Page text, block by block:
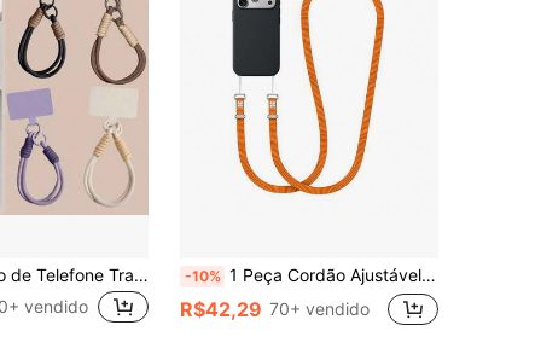
1 Peça Cordão de Telefone Trançado de Cor Sólida e Cor de Doce, Versão Universal Multiuso, Fácil Desmontagem, Corda Trançada à Mão, Capa de Telefone Pendente
vendido
-10% 1 Peça Cordão Ajustável Corda Alça Transversal Suporte para Celular Compatível com iPhone 17, Adequado para Férias, Presentes de Volta às Aulas
R$42,29 70+ vendido